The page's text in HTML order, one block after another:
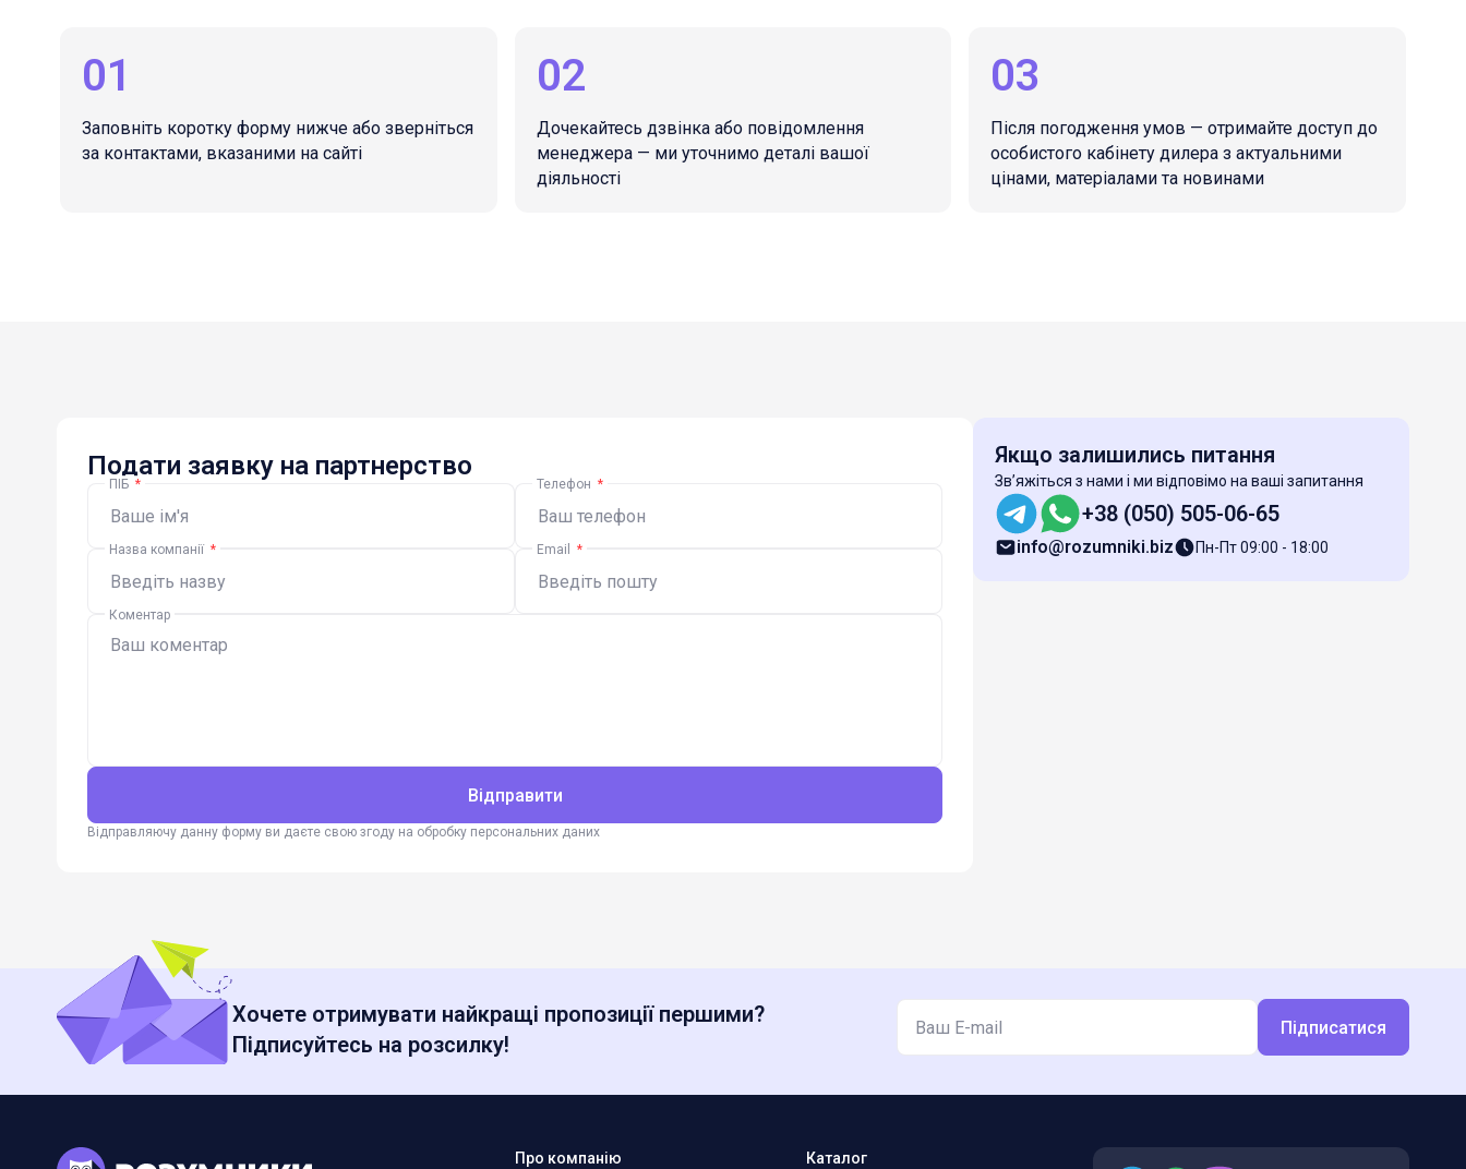
01
Заповніть коротку форму нижче або зверніться
за контактами, вказаними на сайті
02
Дочекайтесь дзвінка або повідомлення
менеджера — ми уточнимо деталі вашої
діяльності
03
Після погодження умов — отримайте доступ до
особистого кабінету дилера з актуальними
цінами, матеріалами та новинами
Подати заявку на партнерство
ПІБ * Телефон *
Назва компанії * Email *
Коментар
Відправити
Відправляючу данну форму ви даєте свою згоду на обробку персональних даних
Якщо залишились питання
Зв’яжіться з нами і ми відповімо на ваші запитання
+38 (050) 505-06-65
info@rozumniki.biz Пн-Пт 09:00 - 18:00
Хочете отримувати найкращі пропозиції першими?
Підписуйтесь на розсилку!
Підписатися
Про компанію Каталог